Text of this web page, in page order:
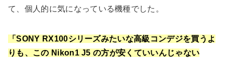
て、個人的に気になっている機種でした。
「SONY RX100シリーズみたいな高級コンデジを買うよ
りも、この Nikon1 J5 の方が安くていいんじゃない